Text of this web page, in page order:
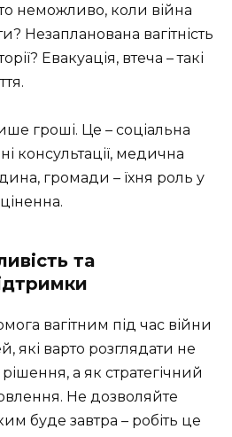
неможливо, коли війна
Незапланована вагітність
Евакуація, втеча – такі
гроші. Це – соціальна
консультації, медична
громади – їхня роль у
та
вагітним під час війни
які варто розглядати не
а як стратегічний
Не дозволяйте
буде завтра – робіть це